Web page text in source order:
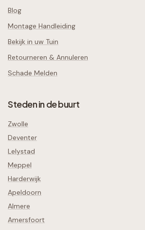
Blog
Montage Handleiding
Bekijk in uw Tuin
Retourneren & Annuleren
Schade Melden
Steden in de buurt
Zwolle
Deventer
Lelystad
Meppel
Harderwijk
Apeldoorn
Almere
Amersfoort